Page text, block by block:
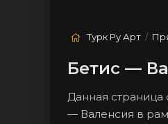
Турк Ру Арт /
Бетис —
Данная страница
— Валенсия в